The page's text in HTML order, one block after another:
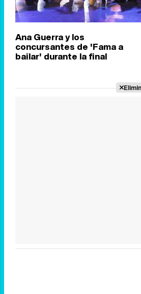
Ana Guerra y los
concursantes de 'Fama a
bailar' durante la final